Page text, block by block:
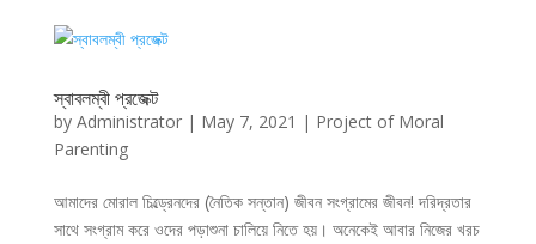
স্বাবলম্বী প্রজেক্ট
by Administrator| May 7, 2021 | Project of Moral
Parenting
আমাদের মোরাল চিল্ড্রেনদের (নৈতিক সন্তান) জীবন সংগ্রামের জীবন! দরিদ্রতার
সাথে সংগ্রাম করে ওদের পড়াশুনা চালিয়ে নিতে হয়। অনেকেই আবার নিজের খরচ